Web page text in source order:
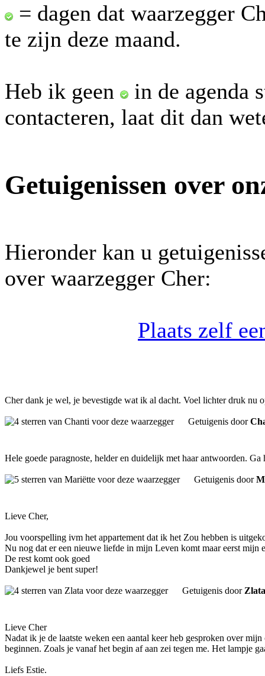
= dagen dat waarzegger
te zijn deze maand.
Heb ik geen
in de agenda
contacteren, laat dit dan
Getuigenissen over
Hieronder kan u
over waarzegger Cher:
Plaats zelf
Cher dank je wel, je bevestigde wat ik al dacht. Voel lichter druk nu
Getuigenis door
Hele goede paragnoste, helder en duidelijk met haar antwoorden.
Getuigenis door
Lieve Cher,
Jou voorspelling ivm het appartement dat ik het Zou hebben is
Nu nog dat er een nieuwe liefde in mijn Leven komt maar eerst mijn
De rest komt ook goed
Dankjewel je bent super!
Getuigenis door Zlata
Lieve Cher
Nadat ik je de laatste weken een aantal keer heb gesproken over
beginnen. Zoals je vanaf het begin af aan zei tegen me. Het lampje
Liefs Estie.